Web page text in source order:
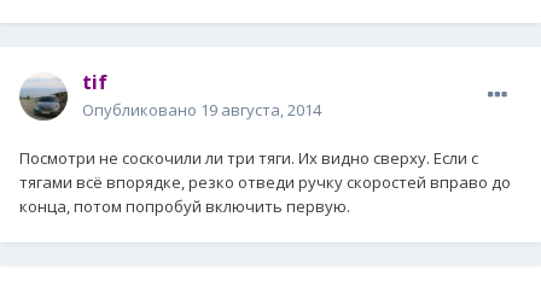
tif
Опубликовано 19 августа, 2014
Посмотри не соскочили ли три тяги. Их видно сверху. Если с
тягами всё впорядке, резко отведи ручку скоростей вправо до
конца, потом попробуй включить первую.